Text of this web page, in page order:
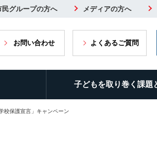
民グループの方へ メディアの方へ
お問い合わせ よくあるご質問
子どもを取り巻く課題
校保護宣言」キャンペーン